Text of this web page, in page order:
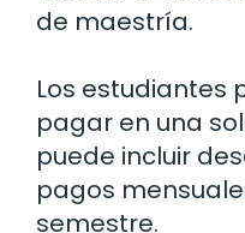
de maestría.
Los estudiantes
pagar en una
puede incluir
pagos
semestre.